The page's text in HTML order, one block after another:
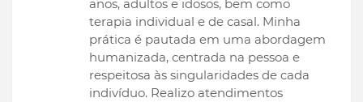
anos, adultos e idosos, bem como
terapia individual e de casal. Minha
prática é pautada em uma abordagem
humanizada, centrada na pessoa e
respeitosa às singularidades de cada
indivíduo. Realizo atendimentos